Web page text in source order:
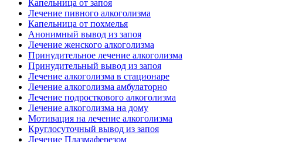
Капельница от запоя
Лечение пивного алкоголизма
Капельница от похмелья
Анонимный вывод из запоя
Лечение женского алкоголизма
Принудительное лечение алкоголизма
Принудительный вывод из запоя
Лечение алкоголизма в стационаре
Лечение алкоголизма амбулаторно
Лечение подросткового алкоголизма
Лечение алкоголизма на дому
Мотивация на лечение алкоголизма
Круглосуточный вывод из запоя
Лечение Плазмаферезом